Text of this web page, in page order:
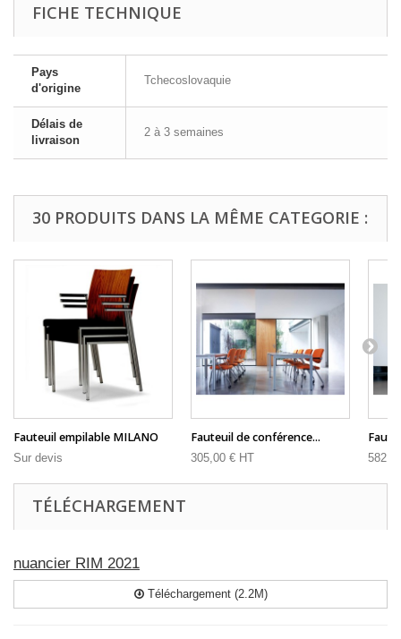
FICHE TECHNIQUE
Pays
d'origine
Tchecoslovaquie
Délais de
livraison
2 à 3 semaines
30 PRODUITS DANS LA MÊME CATEGORIE :
Fauteuil empilable MILANO
Sur devis
Fauteuil de conférence...
305,00 € HT
TÉLÉCHARGEMENT
nuancier RIM 2021
Téléchargement (2.2M)